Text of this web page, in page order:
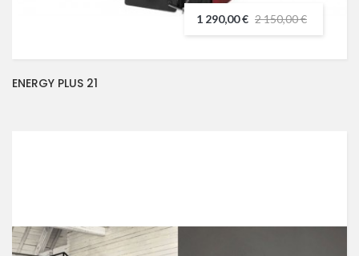
1 290,00 € 2 150,00 €
ENERGY PLUS 21